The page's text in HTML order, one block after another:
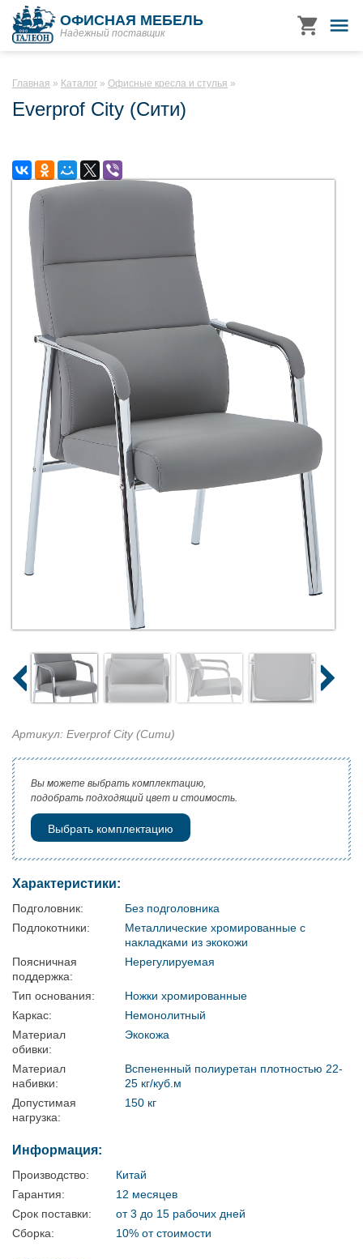
ОФИСНАЯ МЕБЕЛЬ
Надежный поставщик
Главная Каталог Офисные кресла и стулья
Everprof City (Сити)
Артикул: Everprof City (Сити)
Вы можете выбрать комплектацию,
подобрать подходящий цвет и стоимость.
Выбрать комплектацию
Характеристики:
Подголовник:
Без подголовника
Подлокотники:
Металлические хромированные с
накладками из экокожи
Поясничная
поддержка:
Нерегулируемая
Тип основания:
Ножки хромированные
Каркас:
Немонолитный
Материал
обивки:
Экокожа
Материал
набивки:
Вспененный полиуретан плотностью 22-
25 кг/куб.м
Допустимая
нагрузка:
150 кг
Информация:
Производство:
Китай
Гарантия:
12 месяцев
Срок поставки:
от 3 до 15 рабочих дней
Сборка:
10% от стоимости